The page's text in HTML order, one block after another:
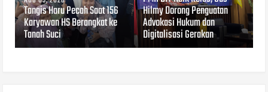
Tangis Haru Pecah Saat 156
Karyawan HS Berangkat ke
Tanah Suci
Hilmy Dorong Penguatan
Advokasi Hukum dan
Digitalisasi Gerakan